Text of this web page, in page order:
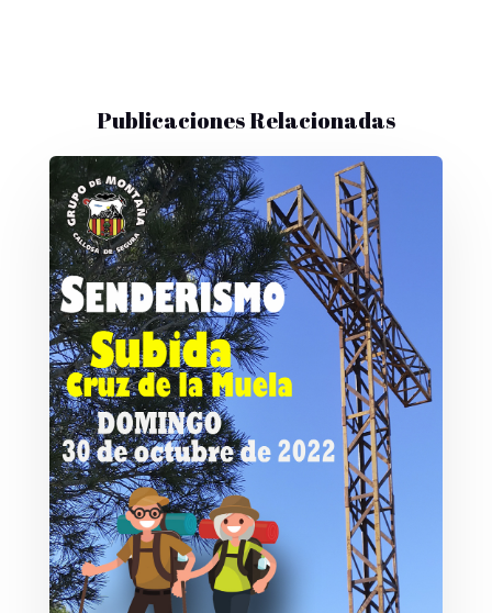
Publicaciones Relacionadas